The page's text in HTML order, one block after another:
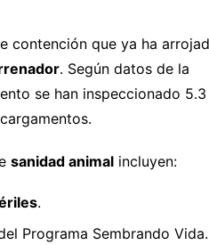
contención que ya ha
. Según datos de la
se han inspeccionado 5.3
sanidad animal incluyen:
.
Programa Sembrando Vida.